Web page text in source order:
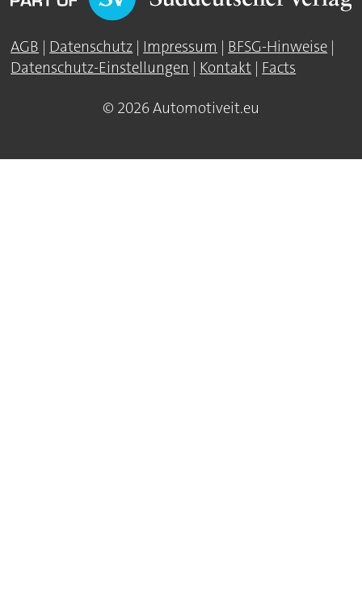
AGB | Datenschutz | Impressum | BFSG-Hinweise |
Datenschutz-Einstellungen | Kontakt | Facts
© 2026 Automotiveit.eu